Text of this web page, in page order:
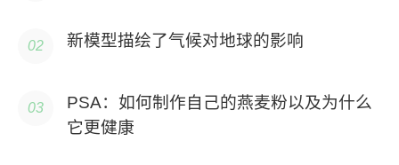
新模型描绘了气候对地球的影响
PSA：如何制作自己的燕麦粉以及为什么
它更健康